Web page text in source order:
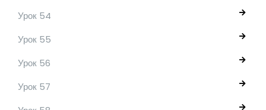
Урок 54
Урок 55
Урок 56
Урок 57